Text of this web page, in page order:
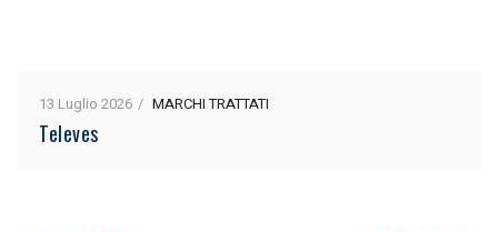
13 Luglio 2026 MARCHI TRATTATI
Televes